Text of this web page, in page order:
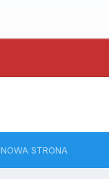
NOWA STRONA